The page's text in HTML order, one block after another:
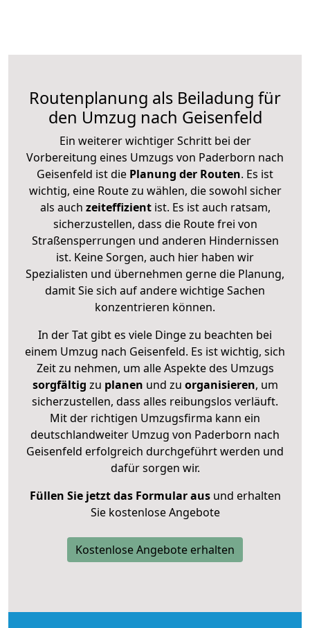
Routenplanung als Beiladung für
den Umzug nach Geisenfeld
Ein weiterer wichtiger Schritt bei der
Vorbereitung eines Umzugs von Paderborn nach
Geisenfeld ist die Planung der Routen. Es ist
wichtig, eine Route zu wählen, die sowohl sicher
als auch zeiteffizientist. Es ist auch ratsam,
sicherzustellen, dass die Route frei von
Straßensperrungen und anderen Hindernissen
ist. Keine Sorgen, auch hier haben wir
Spezialisten und übernehmen gerne die Planung,
damit Sie sich auf andere wichtige Sachen
konzentrieren können.
In der Tat gibt es viele Dinge zu beachten bei
einem Umzug nach Geisenfeld. Es ist wichtig, sich
Zeit zu nehmen, um alle Aspekte des Umzugs
sorgfältig zu planen und zu organisieren, um
sicherzustellen, dass alles reibungslos verläuft.
Mit der richtigen Umzugsfirma kann ein
deutschlandweiter Umzug von Paderborn nach
Geisenfeld erfolgreich durchgeführt werden und
dafür sorgen wir.
Füllen Sie jetzt das Formular ausund erhalten
Sie kostenlose Angebote
Kostenlose Angebote erhalten